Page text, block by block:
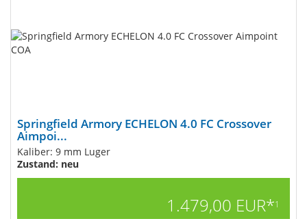
Springfield Armory ECHELON 4.0 FC Crossover
Aimpoi...
Kaliber: 9 mm Luger
Zustand: neu
1.479,00 EUR*1